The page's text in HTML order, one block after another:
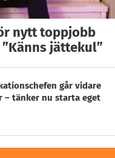
nytt toppjobb
jättekul”
går vidare
– tänker nu starta eget